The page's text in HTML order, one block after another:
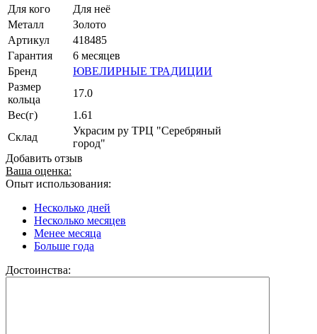
Для кого
Для неё
Металл
Золото
Артикул
418485
Гарантия
6 месяцев
Бренд
ЮВЕЛИРНЫЕ ТРАДИЦИИ
Размер
кольца
17.0
Вес(г)
1.61
Склад
Украсим ру ТРЦ "Серебряный
город"
Добавить отзыв
Ваша оценка:
Опыт использования:
Несколько дней
Несколько месяцев
Менее месяца
Больше года
Достоинства: